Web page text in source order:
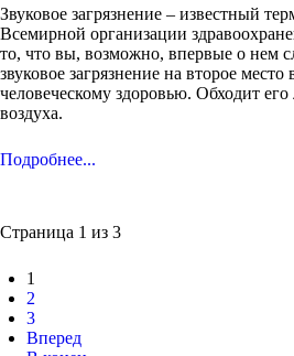
Звуковое загрязнение – известный
Всемирной организации
то, что вы, возможно, впервые о нем
звуковое загрязнение на второе место
человеческому здоровью. Обходит его
воздуха.
Подробнее...
Страница 1 из 3
1
2
3
Вперед